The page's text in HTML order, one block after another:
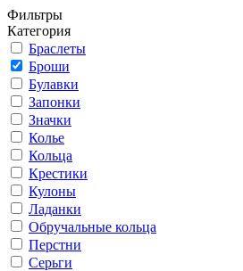
Фильтры
Категория
Браслеты
Броши
Булавки
Запонки
Значки
Колье
Кольца
Крестики
Кулоны
Ладанки
Обручальные кольца
Перстни
Серьги